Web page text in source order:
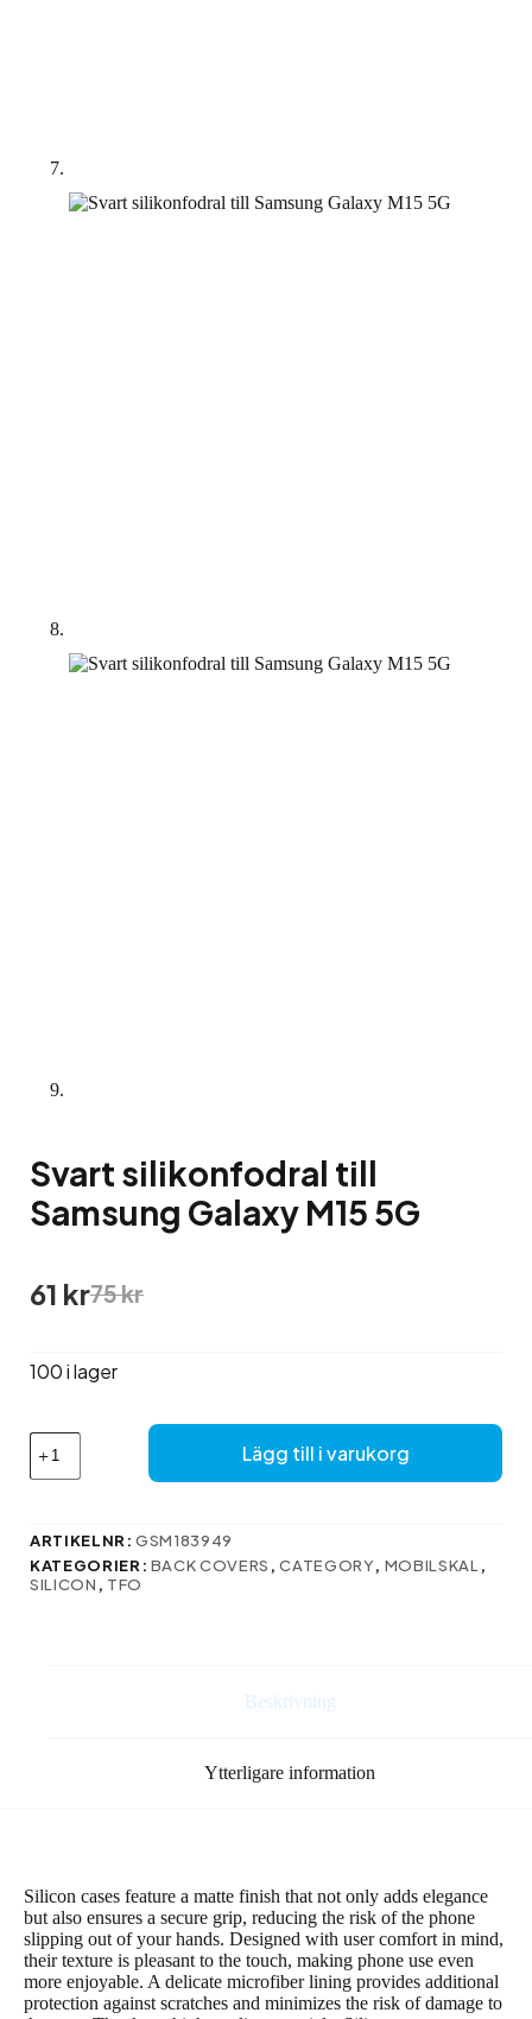
Svart silikonfodral till
Samsung Galaxy M15 5G
75kr
Det
ursprungliga
var:
61 krDet
nuvarande
är:
100 i lager
Svart
silikonfodral
till
Galaxy
5G
Lägg till i varukorg
ARTIKELNR:GSM183949
KATEGORIER: BACK COVERS ,CATEGORY, MOBILSKAL ,
SILICON , TFO
Beskrivning
Ytterligare information
Silicon cases feature a matte finish that not only adds elegance
but also ensures a secure grip, reducing the risk of the phone
slipping out of your hands. Designed with user comfort in mind,
their texture is pleasant to the touch, making phone use even
more enjoyable. A delicate microfiber lining provides additional
protection against scratches and minimizes the risk of damage to